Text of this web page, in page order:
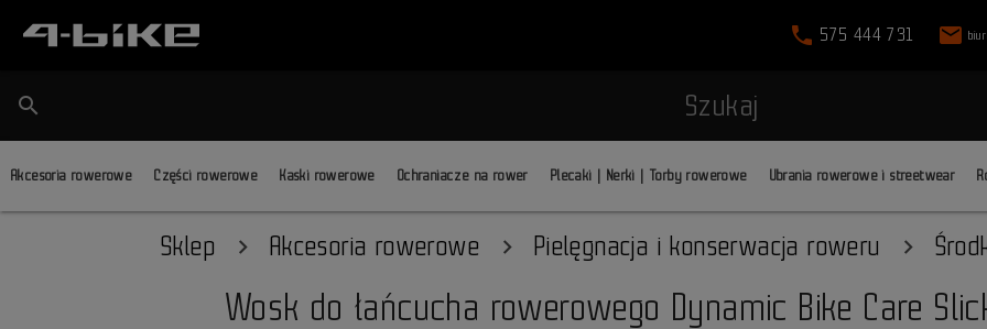
phone 575 444 731 mail
search Szukaj
Akcesoria rowerowe Części rowerowe Kaski rowerowe Ochraniacze na rower Plecaki | Nerki | Torby rowerowe Ubrania rowerowe i streetwear
Sklep Akcesoria rowerowe Pielęgnacja i konserwacja roweru
Wosk do łańcucha rowerowego Dynamic Bike Care